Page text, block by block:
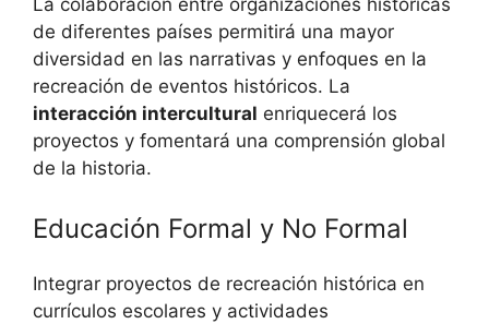
de diferentes países permitirá una mayor
diversidad en las narrativas y enfoques en la
recreación de eventos históricos. La
interacción intercultural enriquecerá los
proyectos y fomentará una comprensión global
de la historia.
Educación Formal y No Formal
Integrar proyectos de recreación histórica en
currículos escolares y actividades